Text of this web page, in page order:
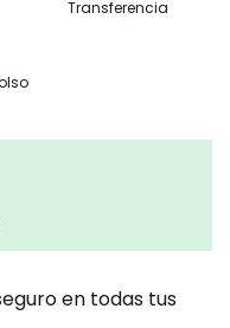
Transferencia
en todas tus